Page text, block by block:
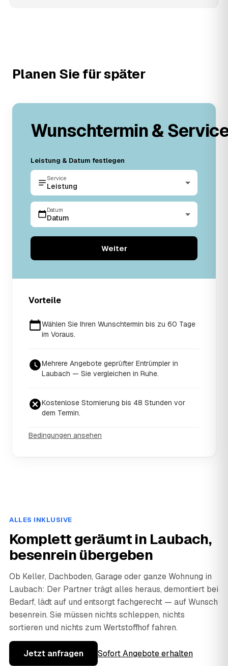
Planen Sie für später
Wunschtermin &
Leistung & Datum festlegen
Service
Leistung
Datum
Datum
Weiter
Vorteile
Wählen Sie Ihren Wunschtermin bis zu 60 Tage
im Voraus.
Mehrere Angebote geprüfter Entrümpler in
Laubach — Sie vergleichen in Ruhe.
Kostenlose Stornierung bis 48 Stunden vor
dem Termin.
Bedingungen ansehen
ALLES INKLUSIVE
Komplett geräumt in Laubach,
besenrein übergeben
Ob Keller, Dachboden, Garage oder ganze Wohnung in
Laubach: Der Partner trägt alles heraus, demontiert bei
Bedarf, lädt auf und entsorgt fachgerecht — auf Wunsch
besenrein. Sie müssen nichts schleppen, nichts
sortieren und nichts zum Wertstoffhof fahren.
Jetzt anfragen Sofort Angebote erhalten